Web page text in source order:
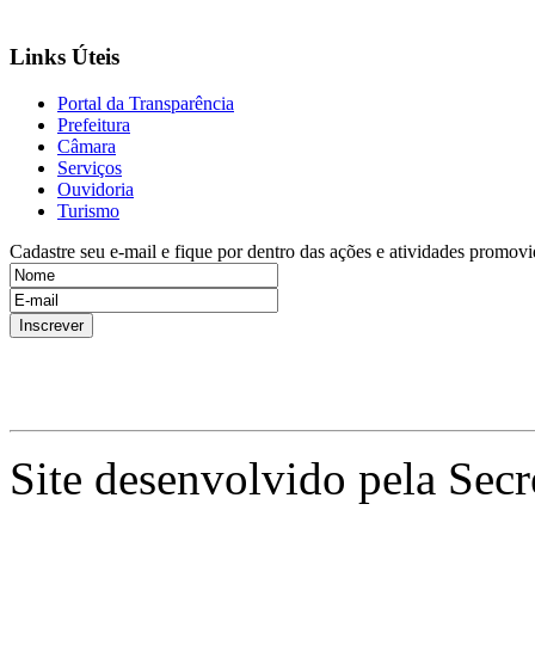
Links Úteis
Portal da Transparência
Prefeitura
Câmara
Serviços
Ouvidoria
Turismo
Cadastre seu e-mail e fique por dentro das ações e atividades
Site desenvolvido pela